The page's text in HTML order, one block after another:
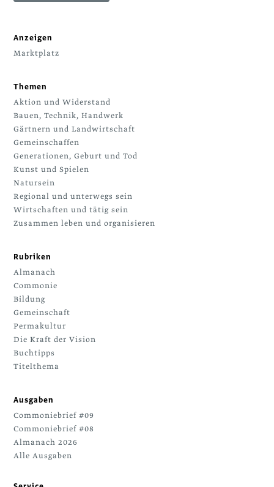
Anzeigen
Marktplatz
Themen
Aktion und Widerstand
Bauen, Technik, Handwerk
Gärtnern und Landwirtschaft
Gemeinschaffen
Generationen, Geburt und Tod
Kunst und Spielen
Natursein
Regional und unterwegs sein
Wirtschaften und tätig sein
Zusammen leben und organisieren
Rubriken
Almanach
Commonie
Bildung
Gemeinschaft
Permakultur
Die Kraft der Vision
Buchtipps
Titelthema
Ausgaben
Commoniebrief #09
Commoniebrief #08
Almanach 2026
Alle Ausgaben